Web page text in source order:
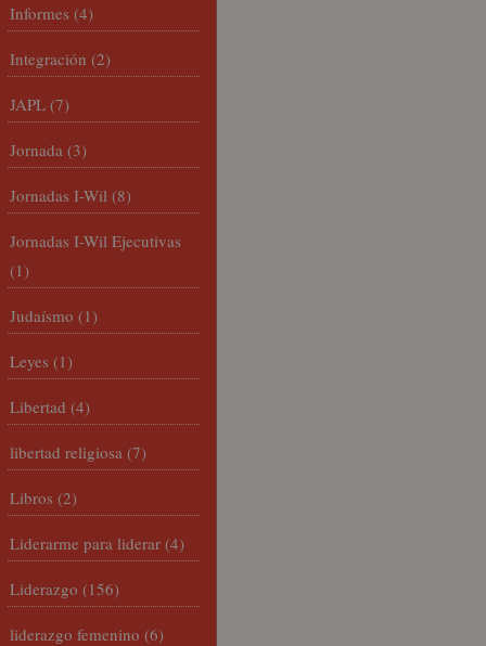
Informes (4)
Integración (2)
JAPL (7)
Jornada (3)
Jornadas I-Wil (8)
Jornadas I-Wil Ejecutivas
(1)
Judaísmo (1)
Leyes (1)
Libertad (4)
libertad religiosa (7)
Libros (2)
Liderarme para liderar (4)
Liderazgo (156)
liderazgo femenino (6)